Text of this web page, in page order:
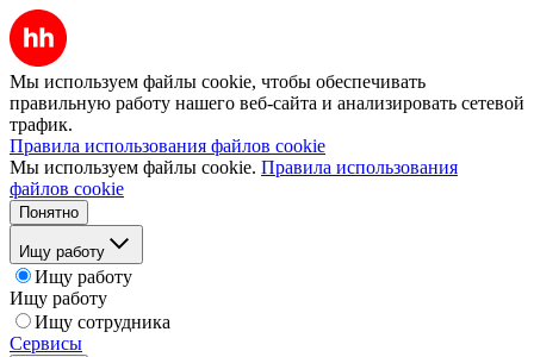
Мы используем файлы cookie, чтобы обеспечивать
правильную работу нашего веб-сайта и анализировать сетевой
трафик.
Правила использования файлов cookie
Мы используем файлы cookie. Правила использования
файлов cookie
Понятно
Ищу работу
Ищу работу
Ищу работу
Ищу сотрудника
Сервисы